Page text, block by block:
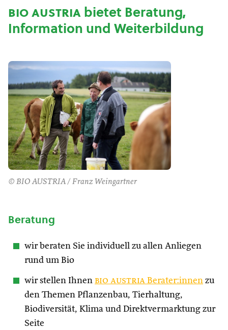
bio austriabietet Beratung,
Information und Weiterbildung
© BIO AUSTRIA / Franz Weingartner
Beratung
wir beraten Sie individuell zu allen Anliegen
rund um Bio
wir stellen Ihnen bio austria Berater:innen zu
den Themen Pflanzenbau, Tierhaltung,
Biodiversität, Klima und Direktvermarktung zur
Seite